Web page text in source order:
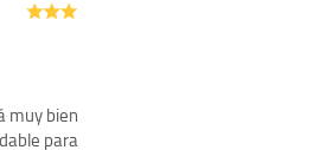
muy bien
para